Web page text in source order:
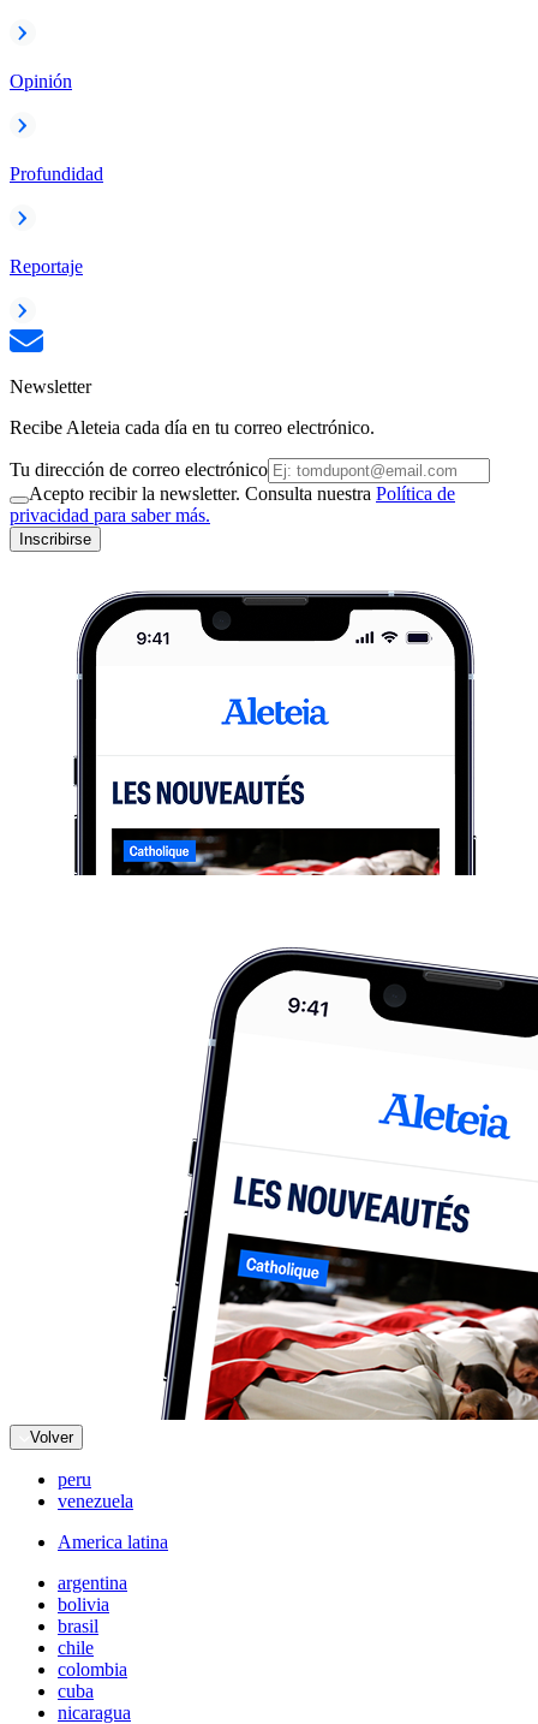
Opinión
Profundidad
Reportaje
Newsletter
Recibe Aleteia cada día en tu correo electrónico.
Tu dirección de correo electrónico
Acepto recibir la newsletter. Consulta nuestra Política de
privacidad para saber más.
Inscribirse
Volver
peru
venezuela
America latina
argentina
bolivia
brasil
chile
colombia
cuba
nicaragua